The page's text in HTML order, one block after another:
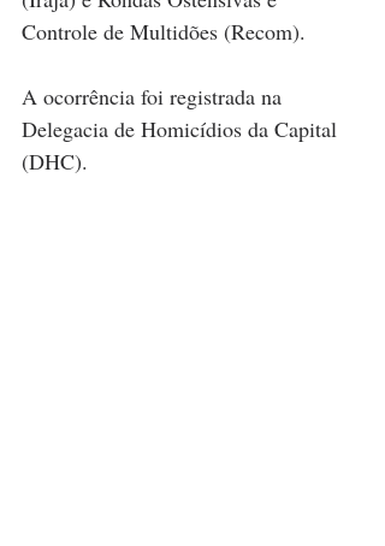
Controle de Multidões (Recom).
A ocorrência foi registrada na
Delegacia de Homicídios da Capital
(DHC).